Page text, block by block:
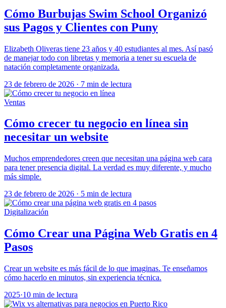
Cómo Burbujas Swim School Organizó
sus Pagos y Clientes con Puny
Elizabeth Oliveras tiene 23 años y 40 estudiantes al mes. Así pasó
de manejar todo con libretas y memoria a tener su escuela de
natación completamente organizada.
23 de febrero de 2026 · 7 min de lectura
Ventas
Cómo crecer tu negocio en línea sin
necesitar un website
Muchos emprendedores creen que necesitan una página web cara
para tener presencia digital. La verdad es muy diferente, y mucho
más simple.
23 de febrero de 2026 · 5 min de lectura
Digitalización
Cómo Crear una Página Web Gratis en 4
Pasos
Crear un website es más fácil de lo que imaginas. Te enseñamos
cómo hacerlo en minutos, sin experiencia técnica.
2025·10 min de lectura